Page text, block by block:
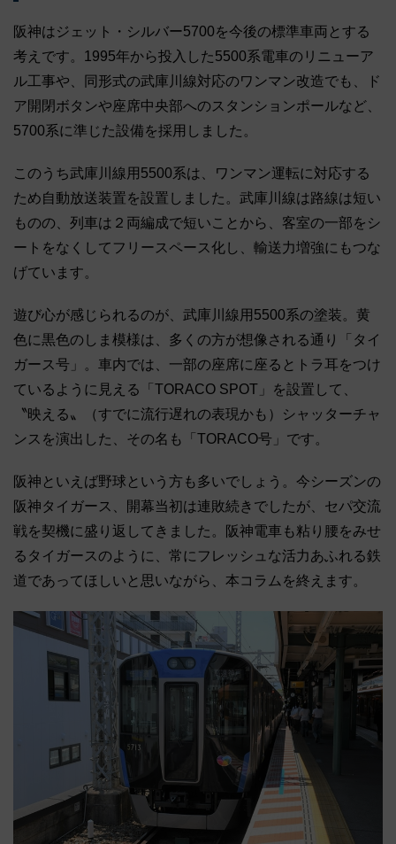
阪神はジェット・シルバー5700を今後の標準車両とする
考えです。1995年から投入した5500系電車のリニューア
ル工事や、同形式の武庫川線対応のワンマン改造でも、ド
ア開閉ボタンや座席中央部へのスタンションポールなど、
5700系に準じた設備を採用しました。
このうち武庫川線用5500系は、ワンマン運転に対応する
ため自動放送装置を設置しました。武庫川線は路線は短い
ものの、列車は２両編成で短いことから、客室の一部をシ
ートをなくしてフリースペース化し、輸送力増強にもつな
げています。
遊び心が感じられるのが、武庫川線用5500系の塗装。黄
色に黒色のしま模様は、多くの方が想像される通り「タイ
ガース号」。車内では、一部の座席に座るとトラ耳をつけ
ているように見える「TORACO SPOT」を設置して、
〝映える〟（すでに流行遅れの表現かも）シャッターチャ
ンスを演出した、その名も「TORACO号」です。
阪神といえば野球という方も多いでしょう。今シーズンの
阪神タイガース、開幕当初は連敗続きでしたが、セパ交流
戦を契機に盛り返してきました。阪神電車も粘り腰をみせ
るタイガースのように、常にフレッシュな活力あふれる鉄
道であってほしいと思いながら、本コラムを終えます。